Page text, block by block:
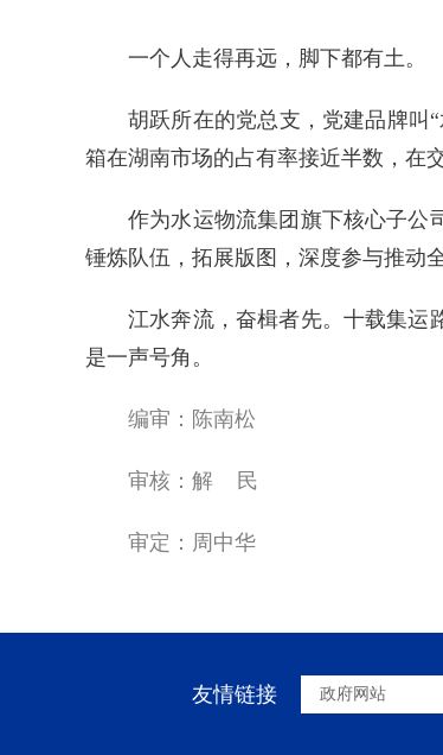
一个人走得再远，脚下都有土。
胡跃所在的党总支，党建品牌叫
箱在湖南市场的占有率接近半数，在
作为水运物流集团旗下核心子公
锤炼队伍，拓展版图，深度参与推动
江水奔流，奋楫者先。十载集运
是一声号角。
编审：陈南松
审核：解 民
审定：周中华
友情链接